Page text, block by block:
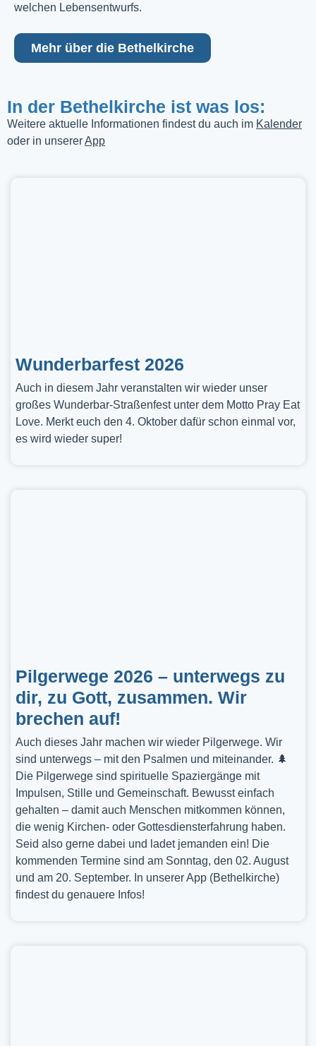
welchen Lebensentwurfs.
Mehr über die Bethelkirche
In der Bethelkirche ist was los:
Weitere aktuelle Informationen findest du auch im Kalender
oder in unsererApp
Wunderbarfest 2026
Auch in diesem Jahr veranstalten wir wieder unser
großes Wunderbar-Straßenfest unter dem Motto Pray Eat
Love. Merkt euch den 4. Oktober dafür schon einmal vor,
es wird wieder super!
Pilgerwege 2026 – unterwegs zu
dir, zu Gott, zusammen. Wir
brechen auf!
Auch dieses Jahr machen wir wieder Pilgerwege. Wir
sind unterwegs – mit den Psalmen und miteinander. 🌲
Die Pilgerwege sind spirituelle Spaziergänge mit
Impulsen, Stille und Gemeinschaft. Bewusst einfach
gehalten – damit auch Menschen mitkommen können,
die wenig Kirchen- oder Gottesdiensterfahrung haben.
Seid also gerne dabei und ladet jemanden ein! Die
kommenden Termine sind am Sonntag, den 02. August
und am 20. September. In unserer App (Bethelkirche)
findest du genauere Infos!